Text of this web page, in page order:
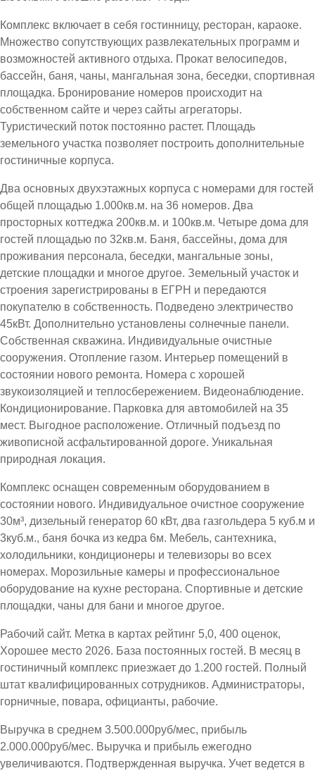
Комплекс включает в себя гостинницу, ресторан, караоке.
Множество сопутствующих развлекательных программ и
возможностей активного отдыха. Прокат велосипедов,
бассейн, баня, чаны, мангальная зона, беседки, спортивная
площадка. Бронирование номеров происходит на
собственном сайте и через сайты агрегаторы.
Туристический поток постоянно растет. Площадь
земельного участка позволяет построить дополнительные
гостиничные корпуса.
Два основных двухэтажных корпуса с номерами для гостей
общей площадью 1.000кв.м. на 36 номеров. Два
просторных коттеджа 200кв.м. и 100кв.м. Четыре дома для
гостей площадью по 32кв.м. Баня, бассейны, дома для
проживания персонала, беседки, мангальные зоны,
детские площадки и многое другое. Земельный участок и
строения зарегистрированы в ЕГРН и передаются
покупателю в собственность. Подведено электричество
45кВт. Дополнительно установлены солнечные панели.
Собственная скважина. Индивидуальные очистные
сооружения. Отопление газом. Интерьер помещений в
состоянии нового ремонта. Номера с хорошей
звукоизоляцией и теплосбережением. Видеонаблюдение.
Кондиционирование. Парковка для автомобилей на 35
мест. Выгодное расположение. Отличный подъезд по
живописной асфальтированной дороге. Уникальная
природная локация.
Комплекс оснащен современным оборудованием в
состоянии нового. Индивидуальное очистное сооружение
30м³, дизельный генератор 60 кВт, два газгольдера 5 куб.м и
3куб.м., баня бочка из кедра 6м. Мебель, сантехника,
холодильники, кондиционеры и телевизоры во всех
номерах. Морозильные камеры и профессиональное
оборудование на кухне ресторана. Спортивные и детские
площадки, чаны для бани и многое другое.
Рабочий сайт. Метка в картах рейтинг 5,0, 400 оценок,
Хорошее место 2026. База постоянных гостей. В месяц в
гостиничный комплекс приезжает до 1.200 гостей. Полный
штат квалифицированных сотрудников. Администраторы,
горничные, повара, официанты, рабочие.
Выручка в среднем 3.500.000руб/мес, прибыль
2.000.000руб/мес. Выручка и прибыль ежегодно
увеличиваются. Подтвержденная выручка. Учет ведется в